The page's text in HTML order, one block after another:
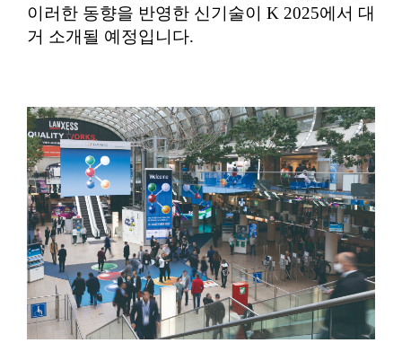
이러한 동향을 반영한 신기술이 K 2025에서 대
거 소개될 예정입니다.